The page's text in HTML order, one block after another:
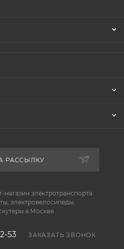
РАССЫЛКУ
магазин электротранспорта.
электровелосипеды,
в Москве
53 ЗАКАЗАТЬ ЗВОНОК